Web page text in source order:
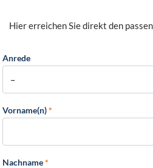
Hier erreichen Sie direkt den
Anrede
Vorname(n)*
Nachname*